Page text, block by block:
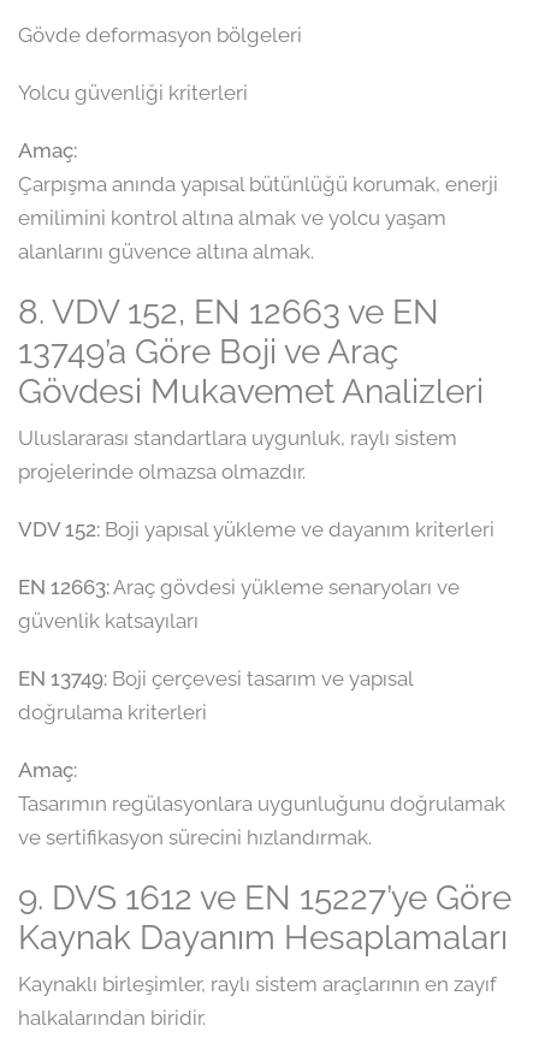
Gövde deformasyon bölgeleri
Yolcu güvenliği kriterleri
Amaç:
Çarpışma anında yapısal bütünlüğü korumak, enerji
emilimini kontrol altına almak ve yolcu yaşam
alanlarını güvence altına almak.
8. VDV 152, EN 12663 ve EN
13749’a Göre Boji ve Araç
Gövdesi Mukavemet Analizleri
Uluslararası standartlara uygunluk, raylı sistem
projelerinde olmazsa olmazdır.
VDV 152: Boji yapısal yükleme ve dayanım kriterleri
EN 12663:Araç gövdesi yükleme senaryoları ve
güvenlik katsayıları
EN 13749: Boji çerçevesi tasarım ve yapısal
doğrulama kriterleri
Amaç:
Tasarımın regülasyonlara uygunluğunu doğrulamak
ve sertifikasyon sürecini hızlandırmak.
9. DVS 1612 ve EN 15227’ye Göre
Kaynak Dayanım Hesaplamaları
Kaynaklı birleşimler, raylı sistem araçlarının en zayıf
halkalarından biridir.